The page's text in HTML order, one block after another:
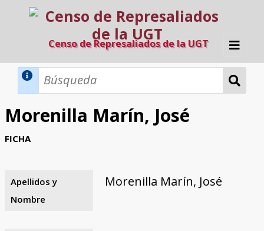
Censo de Represaliados de la UGT
Inicio
Búsqueda Dinámica
Búsqueda Avanzada
Razones y objetivos
El equipo
Colaboradores
Fuentes documentales
Morenilla Marín, José
FICHA
Apellidos y
Nombre
Morenilla Marín, José